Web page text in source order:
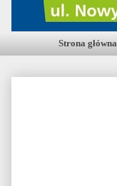
Strona główna